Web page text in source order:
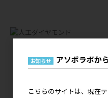
店舗オ
お知らせ アソボラボか
こちらのサイトは、現在テ